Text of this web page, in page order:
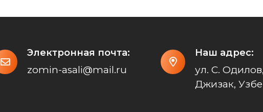
Электронная почта:
zomin-asali@mail.ru
Наш адрес:
ул. С.
Джизак,